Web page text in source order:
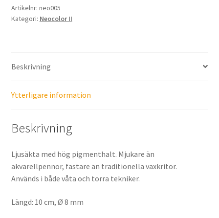
mängd
Artikelnr: neo005
Kategori: Neocolor II
Beskrivning
Ytterligare information
Beskrivning
Ljusäkta med hög pigmenthalt. Mjukare än
akvarellpennor, fastare än traditionella vaxkritor.
Används i både våta och torra tekniker.
Längd: 10 cm, Ø 8 mm